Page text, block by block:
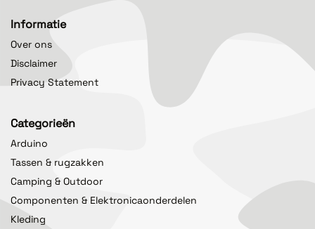
Informatie
Over ons
Disclaimer
Privacy Statement
Categorieën
Arduino
Tassen & rugzakken
Camping & Outdoor
Componenten & Elektronicaonderdelen
Kleding